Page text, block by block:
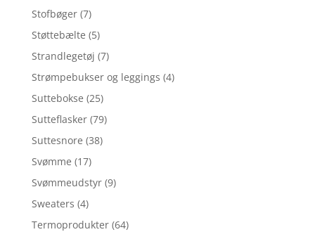
Stofbøger (7)
Støttebælte (5)
Strandlegetøj (7)
Strømpebukser og leggings (4)
Suttebokse (25)
Sutteflasker (79)
Suttesnore (38)
Svømme (17)
Svømmeudstyr (9)
Sweaters (4)
Termoprodukter (64)